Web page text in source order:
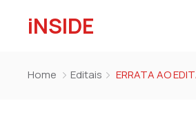
iNSIDE
Home Editais ERRATA AO